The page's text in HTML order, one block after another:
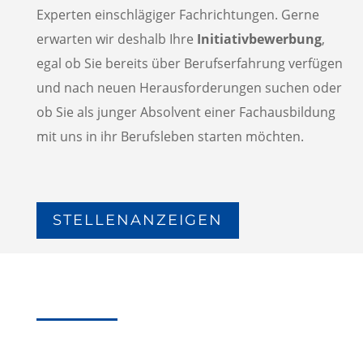
Experten einschlägiger Fachrichtungen. Gerne
erwarten wir deshalb Ihre Initiativbewerbung,
egal ob Sie bereits über Berufserfahrung verfügen
und nach neuen Herausforderungen suchen oder
ob Sie als junger Absolvent einer Fachausbildung
mit uns in ihr Berufsleben starten möchten.
STELLENANZEIGEN